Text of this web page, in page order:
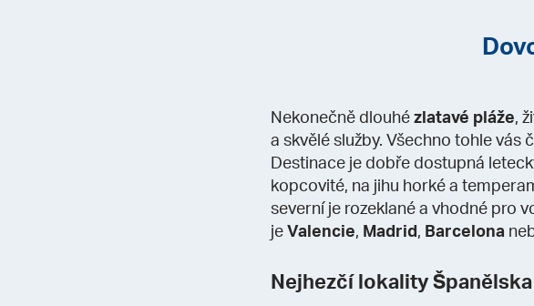
Nekonečně dlouhézlatavé pláže,
a skvělé služby. Všechno tohle
Destinace je dobře dostupná
kopcovité, na jihu horké a
severní je rozeklané a vhodné pro
jeValencie, Madrid, Barcelona
Nejhezčí lokality Španělska